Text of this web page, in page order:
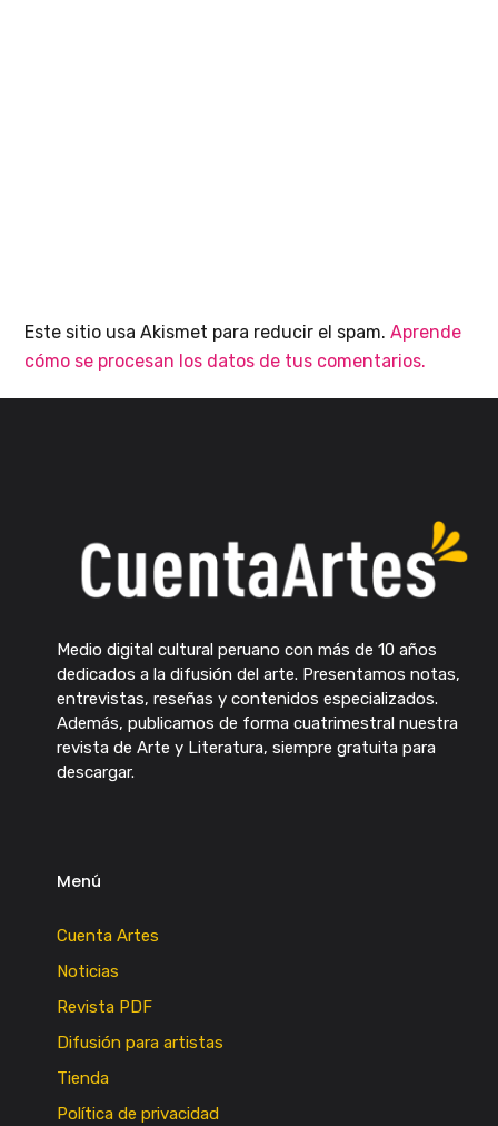
Este sitio usa Akismet para reducir el spam.Aprende
cómo se procesan los datos de tus comentarios.
Medio digital cultural peruano con más de 10 años
dedicados a la difusión del arte. Presentamos notas,
entrevistas, reseñas y contenidos especializados.
Además, publicamos de forma cuatrimestral nuestra
revista de Arte y Literatura, siempre gratuita para
descargar.
Menú
Cuenta Artes
Noticias
Revista PDF
Difusión para artistas
Tienda
Política de privacidad